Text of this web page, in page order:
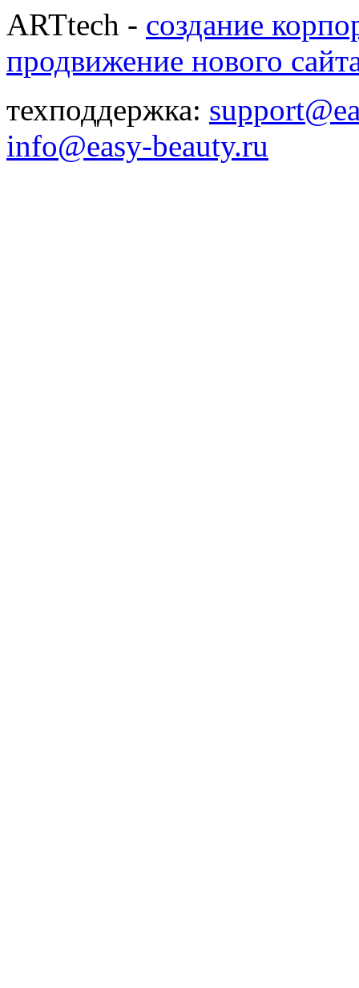
ARTtech - создание
продвижение нового
техподдержка:
info@easy-beauty.ru